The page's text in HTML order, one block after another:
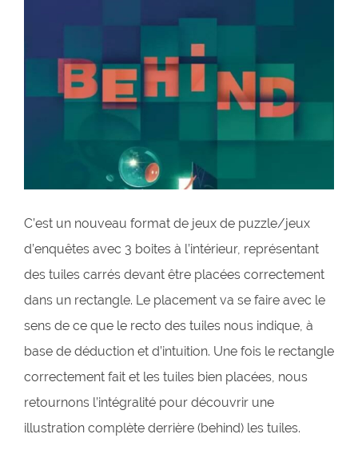
C’est un nouveau format de jeux de puzzle/jeux
d’enquêtes avec 3 boites à l’intérieur, représentant
des tuiles carrés devant être placées correctement
dans un rectangle. Le placement va se faire avec le
sens de ce que le recto des tuiles nous indique, à
base de déduction et d’intuition. Une fois le rectangle
correctement fait et les tuiles bien placées, nous
retournons l’intégralité pour découvrir une
illustration complète derrière (behind) les tuiles.